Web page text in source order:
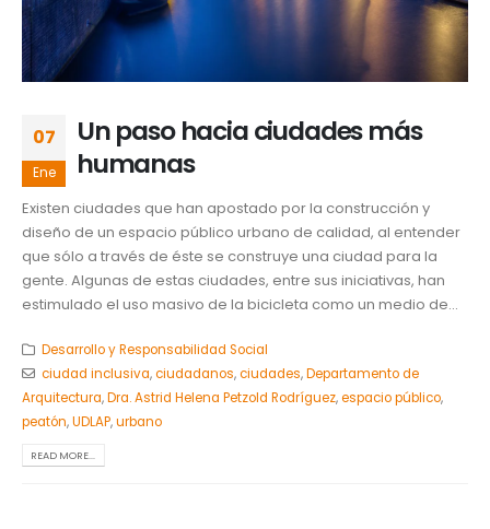
07
Ene
Un paso hacia ciudades más
humanas
Existen ciudades que han apostado por la construcción y
diseño de un espacio público urbano de calidad, al entender
que sólo a través de éste se construye una ciudad para la
gente. Algunas de estas ciudades, entre sus iniciativas, han
estimulado el uso masivo de la bicicleta como un medio de...
Desarrollo y Responsabilidad Social
ciudad inclusiva,ciudadanos,ciudades,Departamento de
Arquitectura,Dra. Astrid Helena Petzold Rodríguez,espacio público,
peatón,UDLAP,urbano
READ MORE...